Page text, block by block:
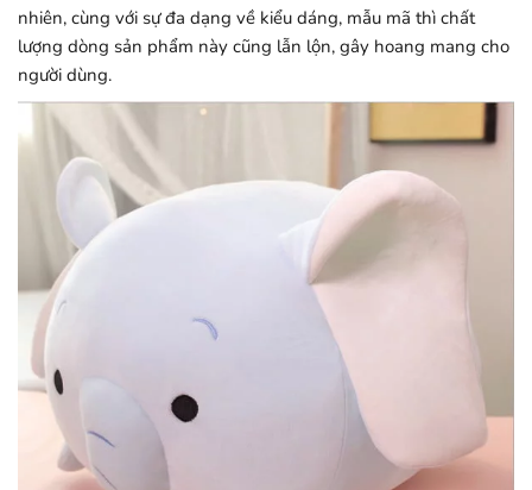
nhiên, cùng với sự đa dạng về kiểu dáng, mẫu mã thì chất
lượng dòng sản phẩm này cũng lẫn lộn, gây hoang mang cho
người dùng.